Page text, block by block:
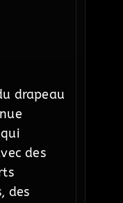
drapeau
des
des